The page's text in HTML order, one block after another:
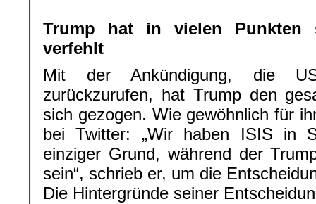
Trump hat in vielen Punkten
verfehlt
Mit der Ankündigung, die
zurückzurufen, hat Trump den
sich gezogen. Wie gewöhnlich für
bei Twitter: „Wir haben ISIS in
einziger Grund, während der
sein“, schrieb er, um die
Die Hintergründe seiner